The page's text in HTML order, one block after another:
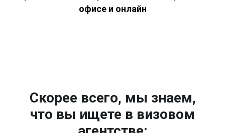
офисе и онлайн
Скорее всего, мы знаем,
что вы ищете в визовом